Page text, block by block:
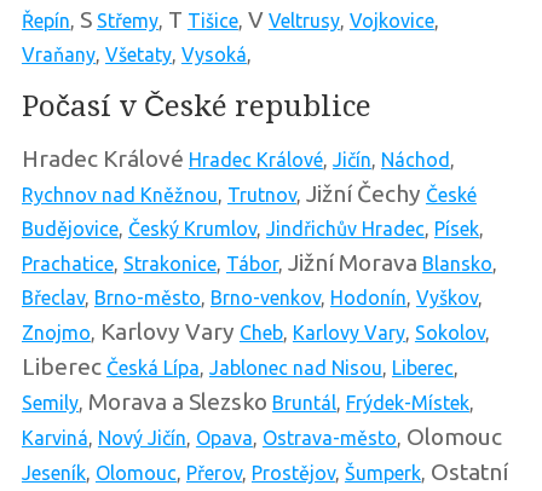
Řepín, S Střemy, T Tišice, V Veltrusy, Vojkovice,
Vraňany, Všetaty, Vysoká,
Počasí v České republice
Hradec Králové Hradec Králové, Jičín, Náchod ,
Rychnov nad Kněžnou, Trutnov, Jižní Čechy České
Budějovice, Český Krumlov, Jindřichův Hradec, Písek,
Prachatice, Strakonice, Tábor, Jižní Morava Blansko,
Břeclav, Brno-město, Brno-venkov, Hodonín, Vyškov,
Znojmo, Karlovy Vary Cheb, Karlovy Vary, Sokolov,
Liberec Česká Lípa, Jablonec nad Nisou, Liberec,
Semily, Morava a Slezsko Bruntál, Frýdek-Místek,
Karviná, Nový Jičín, Opava, Ostrava-město, Olomouc
Jeseník, Olomouc, Přerov, Prostějov, Šumperk, Ostatní